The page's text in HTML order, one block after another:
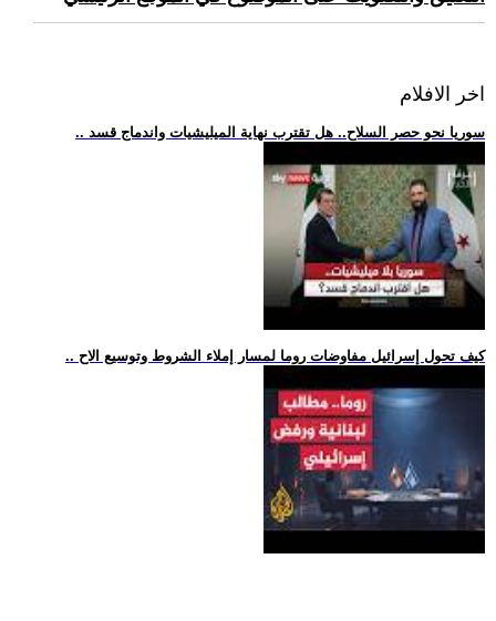
اخر الافلام
.. سوريا نحو حصر السلاح.. هل تقترب نهاية الميليشيات واندماج قسد
.. كيف تحول إسرائيل مفاوضات روما لمسار إملاء الشروط وتوسيع الاح